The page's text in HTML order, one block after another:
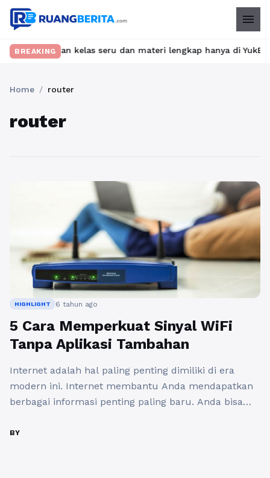
menu
BREAKINGkelas seru dan materi lengkap hanya di
Home / router
router
HIGHLIGHT 6 tahun ago
5 Cara Memperkuat Sinyal WiFi
Tanpa Aplikasi Tambahan
Internet adalah hal paling penting dimiliki di era
modern ini. Internet membantu Anda mendapatkan
berbagai informasi penting paling baru. Anda bisa
untuk mengakses internet. Jika data seluler kurang
BY